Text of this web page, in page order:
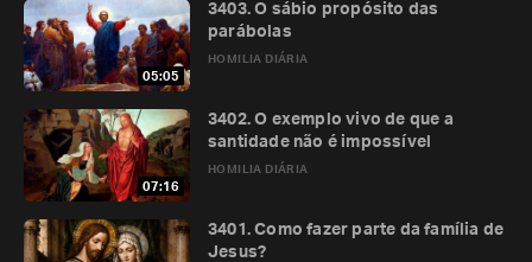
05:05
HOMILIA DIÁRIA
3403. O sábio propósito das
parábolas
07:16
HOMILIA DIÁRIA
3402. O exemplo vivo de que a
santidade não é impossível
3401. Como fazer parte da família de
Jesus?